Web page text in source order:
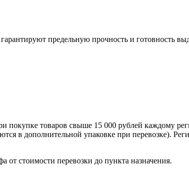
предельную прочность и готовность
товаров свыше 15 000 рублей каждому
в дополнительной упаковке при перевозке).
от стоимости перевозки до пункта назначения.